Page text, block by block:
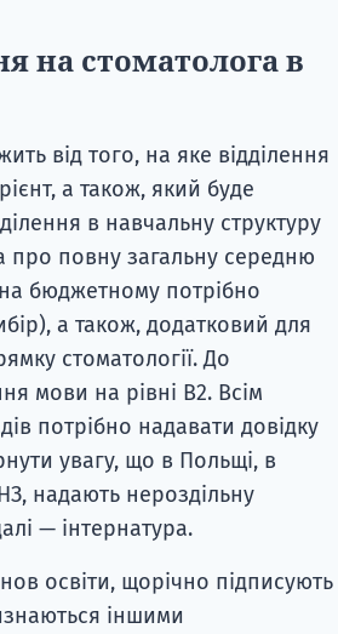
на стоматолога в
від того, на яке відділення
а також, який буде
в навчальну структуру
про повну загальну середню
на бюджетному потрібно
а також, додатковий для
стоматології. До
мови на рівні В2. Всім
потрібно надавати довідку
увагу, що в Польщі, в
надають нероздільну
— інтернатура.
освіти, щорічно підписують
іншими